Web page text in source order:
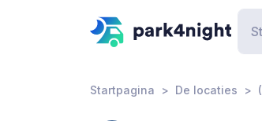
Startpagina De locaties